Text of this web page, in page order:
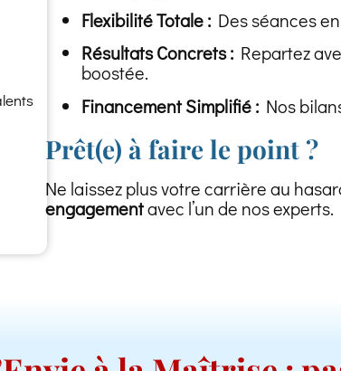
Flexibilité Totale :Des séances
Résultats Concrets :Repartez
boostée.
Financement Simplifié :Nos
Prêt(e) à faire le point ?
Ne laissez plus votre carrière au
engagementavec l’un de nos experts.